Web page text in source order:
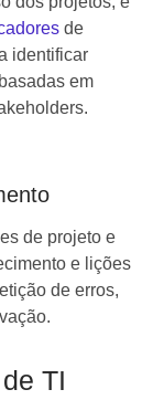
de
identificar
em
de projeto e
e lições
de erros,
TI